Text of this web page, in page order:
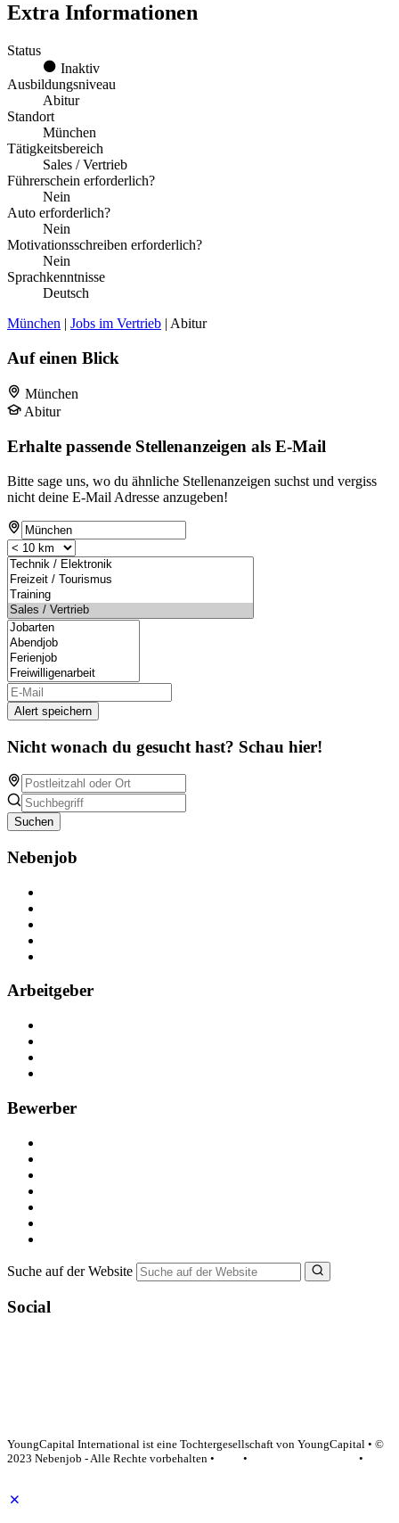
Extra Informationen
Status
Inaktiv
Ausbildungsniveau
Abitur
Standort
München
Tätigkeitsbereich
Sales / Vertrieb
Führerschein erforderlich?
Nein
Auto erforderlich?
Nein
Motivationsschreiben erforderlich?
Nein
Sprachkenntnisse
Deutsch
München | Jobs im Vertrieb | Abitur
Auf einen Blick
München
Abitur
Erhalte passende Stellenanzeigen als E-Mail
Bitte sage uns, wo du ähnliche Stellenanzeigen suchst und vergiss
nicht deine E-Mail Adresse anzugeben!
Alert speichern
Nicht wonach du gesucht hast? Schau hier!
Suchen
Nebenjob
Arbeitgeber
Bewerber
Suche auf der Website
Social
YoungCapital International ist eine Tochtergesellschaft von YoungCapital • ©
2023 Nebenjob - Alle Rechte vorbehalten •
•
•